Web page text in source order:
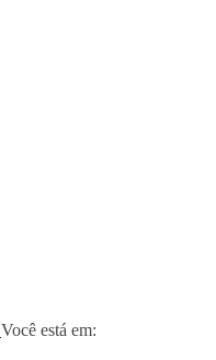
Você está em: